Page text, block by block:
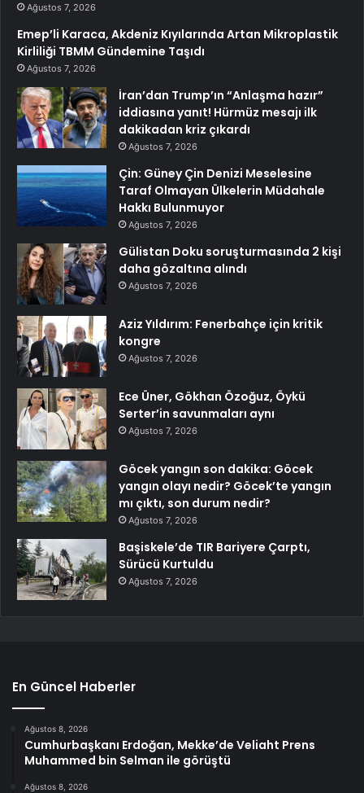
Ağustos 7, 2026
Emep’li Karaca, Akdeniz Kıyılarında Artan Mikroplastik
Kirliliği TBMM Gündemine Taşıdı
Ağustos 7, 2026
İran’dan Trump’ın “Anlaşma hazır”
iddiasına yanıt! Hürmüz mesajı ilk
dakikadan kriz çıkardı
Ağustos 7, 2026
Çin: Güney Çin Denizi Meselesine
Taraf Olmayan Ülkelerin Müdahale
Hakkı Bulunmuyor
Ağustos 7, 2026
Gülistan Doku soruşturmasında 2 kişi
daha gözaltına alındı
Ağustos 7, 2026
Aziz Yıldırım: Fenerbahçe için kritik
kongre
Ağustos 7, 2026
Ece Üner, Gökhan Özoğuz, Öykü
Serter’in savunmaları aynı
Ağustos 7, 2026
Göcek yangın son dakika: Göcek
yangın olayı nedir? Göcek’te yangın
mı çıktı, son durum nedir?
Ağustos 7, 2026
Başiskele’de TIR Bariyere Çarptı,
Sürücü Kurtuldu
Ağustos 7, 2026
En Güncel Haberler
Ağustos 8, 2026
Cumhurbaşkanı Erdoğan, Mekke’de Veliaht Prens
Muhammed bin Selman ile görüştü
Ağustos 8, 2026